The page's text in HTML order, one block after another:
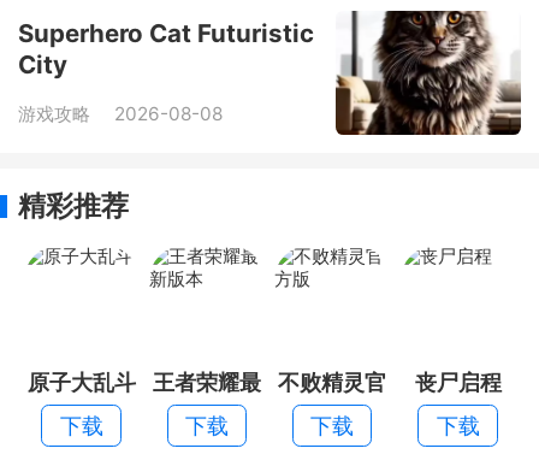
Superhero Cat Futuristic
City
游戏攻略 2026-08-08
精彩推荐
原子大乱斗
下载
王者荣耀最
新版本
下载
不败精灵官
方版
下载
丧尸启程
下载